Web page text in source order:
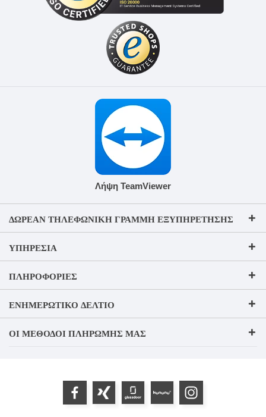
Λήψη TeamViewer
ΔΩΡΕΆΝ ΤΗΛΕΦΩΝΙΚΉ ΓΡΑΜΜΉ ΕΞΥΠΗΡΈΤΗΣΗΣ
ΥΠΗΡΕΣΊΑ
ΠΛΗΡΟΦΟΡΊΕΣ
ΕΝΗΜΕΡΩΤΙΚΌ ΔΕΛΤΊΟ
ΟΙ ΜΈΘΟΔΟΙ ΠΛΗΡΩΜΉΣ ΜΑΣ